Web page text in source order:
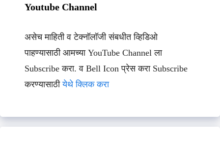
Youtube Channel
असेच माहिती व टेक्नॉलॉजी संबधीत व्हिडिओ
पाहण्यासाठी आमच्या YouTube Channel ला
Subscribe करा. व Bell Icon प्रेस करा Subscribe
करण्यासाठीयेथे क्लिक करा